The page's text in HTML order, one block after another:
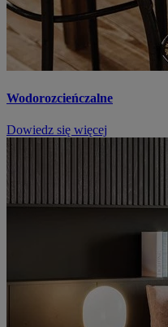
Wodorozcieńczalne
Dowiedz się więcej